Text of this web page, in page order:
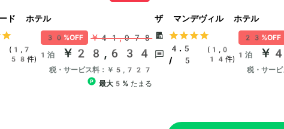
ード ホテル
(1,7
58件)
30%OFF ￥41,078
1泊 ￥28,634
税・サービス料：￥5,727
最大5% たまる
ザ マンデヴィル ホテル
4.5
/ 5
(1,0
14件)
23%OFF
1泊
税・サー